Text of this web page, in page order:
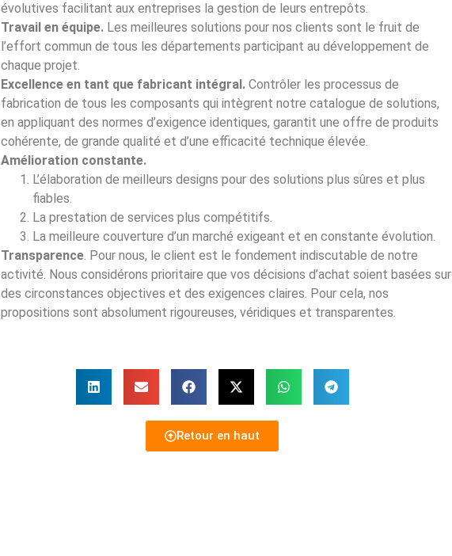
évolutives facilitant aux entreprises la gestion de leurs entrepôts.
Travail en équipe. Les meilleures solutions pour nos clients sont le fruit de
l’effort commun de tous les départements participant au développement de
chaque projet.
Excellence en tant que fabricant intégral. Contrôler les processus de
fabrication de tous les composants qui intègrent notre catalogue de solutions,
en appliquant des normes d’exigence identiques, garantit une offre de produits
cohérente, de grande qualité et d’une efficacité technique élevée.
Amélioration constante.
L’élaboration de meilleurs designs pour des solutions plus sûres et plus
fiables.
La prestation de services plus compétitifs.
La meilleure couverture d’un marché exigeant et en constante évolution.
Transparence. Pour nous, le client est le fondement indiscutable de notre
activité. Nous considérons prioritaire que vos décisions d’achat soient basées sur
des circonstances objectives et des exigences claires. Pour cela, nos
propositions sont absolument rigoureuses, véridiques et transparentes.
Retour en haut